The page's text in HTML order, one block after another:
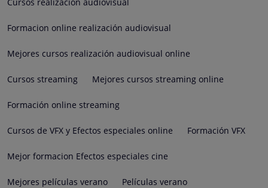
Formacion online realización audiovisual
Mejores cursos realización audiovisual online
Cursos streaming Mejores cursos streaming online
Formación online streaming
Cursos de VFX y Efectos especiales online Formación VFX
Mejor formacion Efectos especiales cine
Mejores películas verano Películas verano